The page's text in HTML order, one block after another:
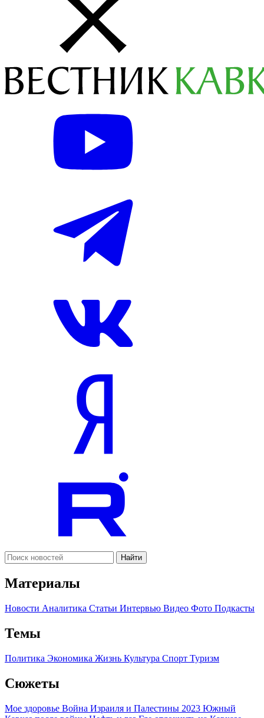
Найти
Материалы
Новости Аналитика Статьи Интервью Видео Фото Подкасты
Темы
Политика Экономика Жизнь Культура Спорт Туризм
Сюжеты
Мое здоровье Война Израиля и Палестины 2023 Южный